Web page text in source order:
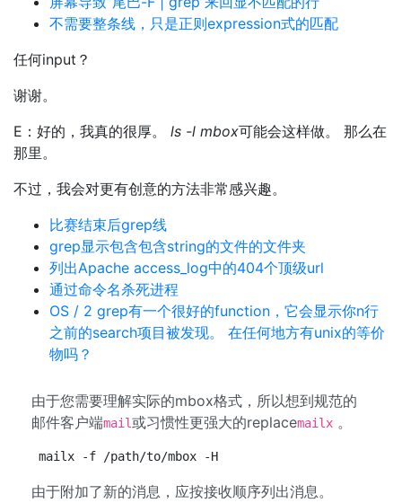
不需要整条线，只是正则expression式的匹配
任何input？
谢谢。
E：好的，我真的很厚。 ls -l mbox可能会这样做。 那么在
那里。
不过，我会对更有创意的方法非常感兴趣。
比赛结束后grep线
grep显示包含包含string的文件的文件夹
列出Apache access_log中的404个顶级url
通过命令名杀死进程
OS / 2 grep有一个很好的function，它会显示你n行
之前的search项目被发现。 在任何地方有unix的等价
物吗？
由于您需要理解实际的mbox格式，所以想到规范的
邮件客户端mail或习惯性更强大的replacemailx 。
mailx -f /path/to/mbox -H
由于附加了新的消息，应按接收顺序列出消息。